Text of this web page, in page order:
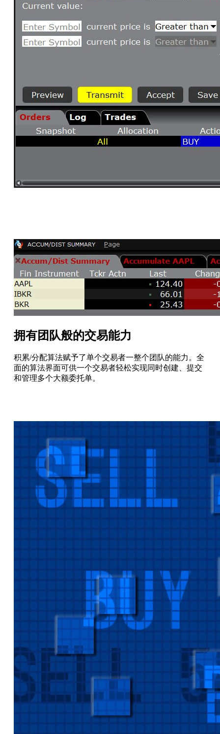
拥有团队般的交易能力
积累/分配算法赋予了单个交易者一整个团队的能力。全
面的算法界面可供一个交易者轻松实现同时创建、提交
和管理多个大额委托单。